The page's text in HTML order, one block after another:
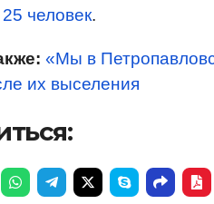
25 человек.
«Мы в
их выселения